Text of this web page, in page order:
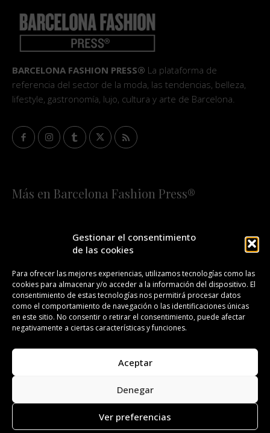
Gestionar el consentimiento
de las cookies
Para ofrecer las mejores experiencias, utilizamos tecnologías como las
cookies para almacenar y/o acceder a la información del dispositivo. El
consentimiento de estas tecnologías nos permitirá procesar datos
como el comportamiento de navegación o las identificaciones únicas
en este sitio. No consentir o retirar el consentimiento, puede afectar
negativamente a ciertas características y funciones.
Aceptar
Denegar
Ver preferencias
BARCELONA FASHION PRESS® La plataforma de
referencia del sector de la moda, las tendencias, belleza,
lifestyle, gastronomía, lujo, cultura y arte de Barcelona.
Más en Barcelona Fashion Press®
¡SUSCRÍBETE A NUESTRA FASHION NEWS!
CONTACTO REDACCIÓN PUBLICIDAD
ISSN 2385-4839 DL B 27443-2014
Todos los derechos reservados. Copyright 2008-2024.
Barcelona Fashion Press®/™ es una marca registrada.